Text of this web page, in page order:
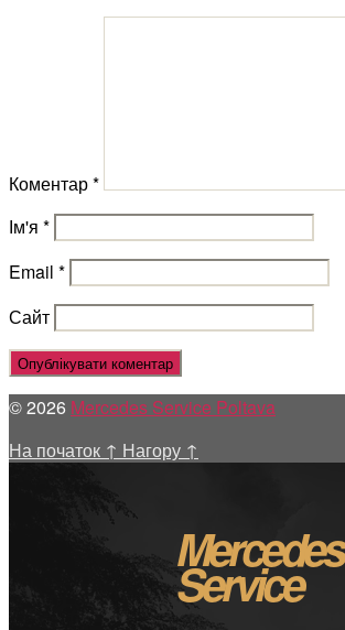
Коментар*
Ім'я *
Email *
Сайт
© 2026 Mercedes Service Poltava
На початок ↑ Нагору ↑
Mercedes
Service